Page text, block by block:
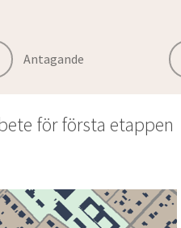
Antagande
för första etappen